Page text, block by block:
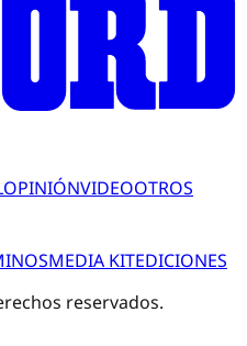
OPINIÓNVIDEOOTROS
MEDIA KITEDICIONES
reservados.